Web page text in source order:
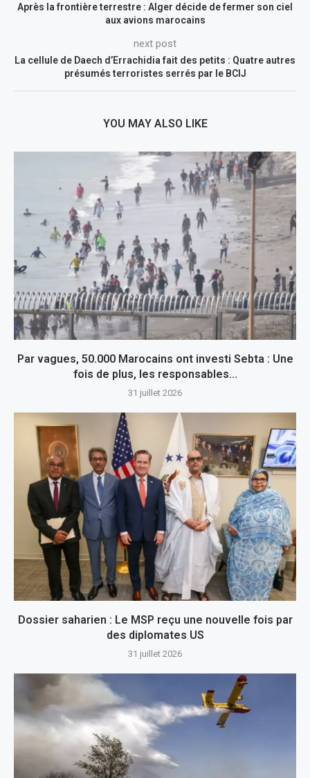
Après la frontière terrestre : Alger décide de fermer son ciel
aux avions marocains
next post
La cellule de Daech d’Errachidia fait des petits : Quatre autres
présumés terroristes serrés par le BCIJ
YOU MAY ALSO LIKE
Par vagues, 50.000 Marocains ont investi Sebta : Une
fois de plus, les responsables...
31 juillet 2026
Dossier saharien : Le MSP reçu une nouvelle fois par
des diplomates US
31 juillet 2026